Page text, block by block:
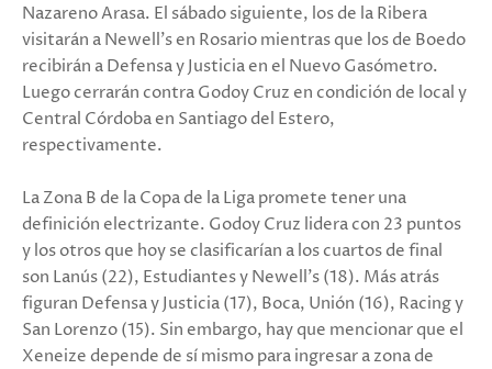
Nazareno Arasa. El sábado siguiente, los de la Ribera
visitarán a Newell’s en Rosario mientras que los de Boedo
recibirán a Defensa y Justicia en el Nuevo Gasómetro.
Luego cerrarán contra Godoy Cruz en condición de local y
Central Córdoba en Santiago del Estero,
respectivamente.
La Zona B de la Copa de la Liga promete tener una
definición electrizante. Godoy Cruz lidera con 23 puntos
y los otros que hoy se clasificarían a los cuartos de final
son Lanús (22), Estudiantes y Newell’s (18). Más atrás
figuran Defensa y Justicia (17), Boca, Unión (16), Racing y
San Lorenzo (15). Sin embargo, hay que mencionar que el
Xeneize depende de sí mismo para ingresar a zona de